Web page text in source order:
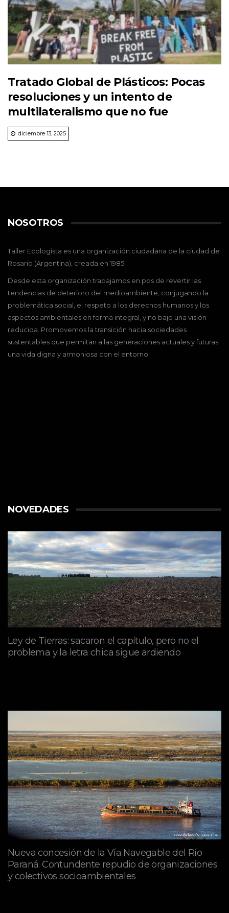
Tratado Global de Plásticos: Pocas
resoluciones y un intento de
multilateralismo que no fue
diciembre 13, 2025
NOSOTROS
Taller Ecologista es una organización ciudadana de la ciudad de
Rosario (Argentina), creada en 1985.
Desde esta organización trabajamos en pos de revertir las
tendencias de deterioro del medioambiente, conjugando la
problemática social, el respeto a los derechos humanos y los
aspectos ambientales en forma integral, y no bajo una visión
reducida. Promovemos la transición hacia sociedades
sustentables que permitan a las generaciones actuales y futuras
una vida digna y armoniosa con el entorno.
NOVEDADES
Ley de Tierras: sacaron el capítulo, pero no el
problema y la letra chica sigue ardiendo
Nueva concesión de la Vía Navegable del Río
Paraná: Contundente repudio de organizaciones
y colectivos socioambientales